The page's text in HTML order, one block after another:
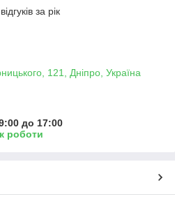
за рік
121, Дніпро, Україна
до 17:00
роботи